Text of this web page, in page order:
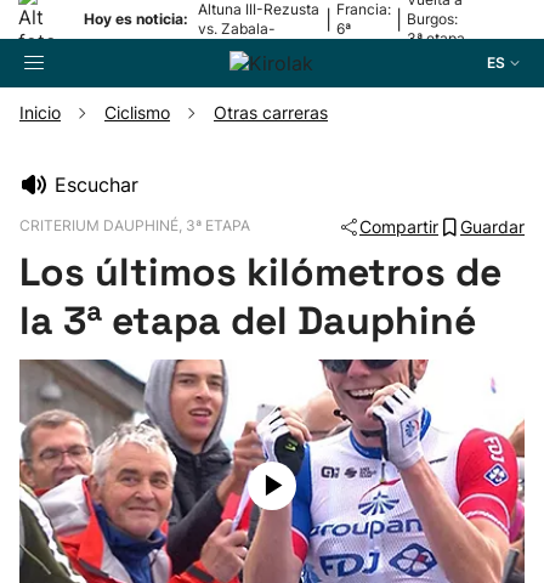
Hoy es noticia:
Altuna III-Rezusta
vs. Zabala-
Zabaleta
Francia:
6ª
Burgos:
3ª etapa
ES
Pelota
Remo
Baloncesto
Ciclismo
Inicio Ciclismo Otras carreras
Escuchar
CRITERIUM DAUPHINÉ, 3ª ETAPA Compartir Guardar
Los últimos kilómetros de
la 3ª etapa del Dauphiné